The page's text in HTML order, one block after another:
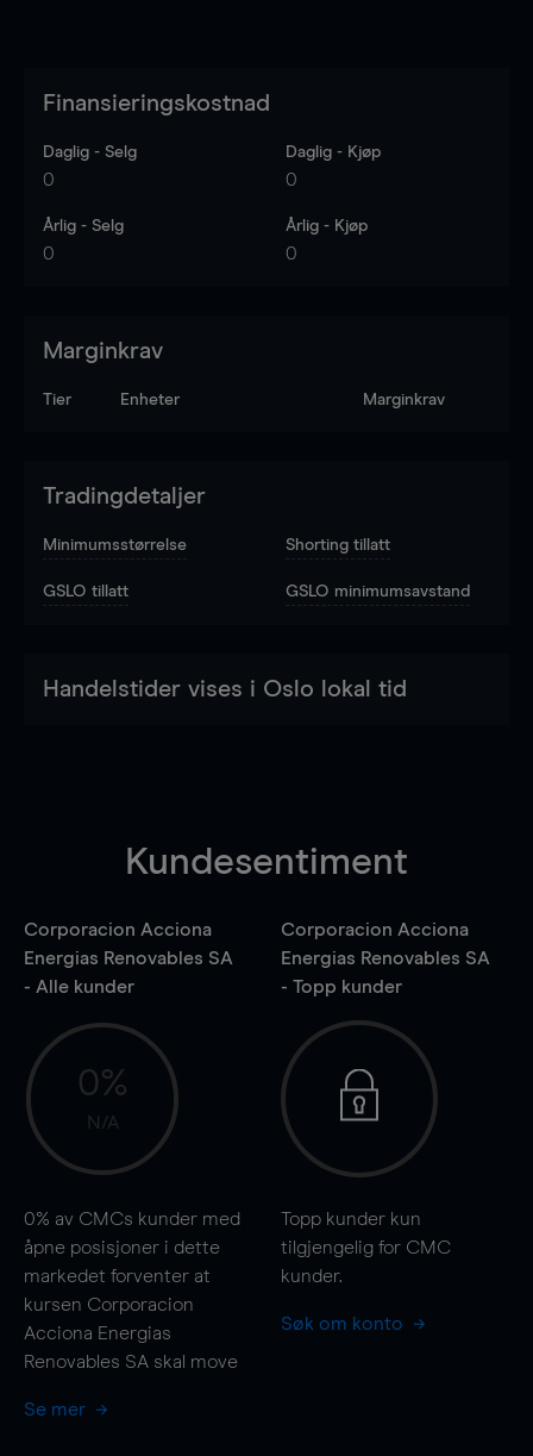
Finansieringskostnad
Daglig - Selg
0
Daglig - Kjøp
0
Årlig - Selg
0
Årlig - Kjøp
0
Marginkrav
Tier Enheter Marginkrav
Tradingdetaljer
Minimumsstørrelse Shorting tillatt
GSLO tillatt GSLO minimumsavstand
Handelstider vises i Oslo lokal tid
Kundesentiment
Corporacion Acciona
Energias Renovables SA
- Alle kunder
0%
N/A
0% av CMCs kunder med
åpne posisjoner i dette
markedet forventer at
kursen Corporacion
Acciona Energias
Renovables SA skal move
Se mer
Corporacion Acciona
Energias Renovables SA
- Topp kunder
Topp kunder kun
tilgjengelig for CMC
kunder.
Søk om konto